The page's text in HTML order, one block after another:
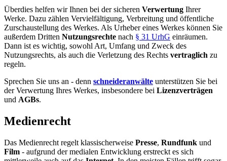
Überdies helfen wir Ihnen bei der sicheren Verwertung Ihrer
Werke. Dazu zählen Vervielfältigung, Verbreitung und öffentliche
Zurschaustellung des Werkes. Als Urheber eines Werkes können Sie
außerdem Dritten Nutzungsrechte nach § 31 UrhG einräumen.
Dann ist es wichtig, sowohl Art, Umfang und Zweck des
Nutzungsrechts, als auch die Verletzung des Rechts vertraglich zu
regeln.
Sprechen Sie uns an - denn schneideranwälte unterstützen Sie bei
der Verwertung Ihres Werkes, insbesondere bei Lizenzverträgen
und AGBs.
Medienrecht
Das Medienrecht regelt klassischerweise Presse, Rundfunk und
Film - aufgrund der medialen Entwicklung erstreckt es sich